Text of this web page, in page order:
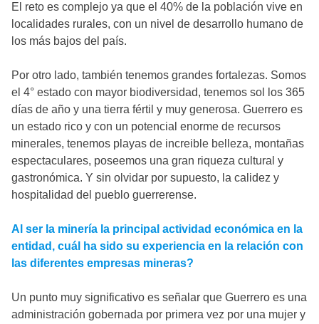
El reto es complejo ya que el 40% de la población vive en
localidades rurales, con un nivel de desarrollo humano de
los más bajos del país.
Por otro lado, también tenemos grandes fortalezas. Somos
el 4° estado con mayor biodiversidad, tenemos sol los 365
días de año y una tierra fértil y muy generosa. Guerrero es
un estado rico y con un potencial enorme de recursos
minerales, tenemos playas de increible belleza, montañas
espectaculares, poseemos una gran riqueza cultural y
gastronómica. Y sin olvidar por supuesto, la calidez y
hospitalidad del pueblo guerrerense.
Al ser la minería la principal actividad económica en la
entidad, cuál ha sido su experiencia en la relación con
las diferentes empresas mineras?
Un punto muy significativo es señalar que Guerrero es una
administración gobernada por primera vez por una mujer y